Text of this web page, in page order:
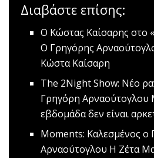
Διαβάστε επίσης:
O Kώστας Καίσαρης στο
Ο Γρηγόρης
Κώστα Καίσαρη
The 2Νight Show: Νέο
Γρηγόρη Αρναούτογλου
εβδομάδα δεν είναι
Moments: Καλεσμένος ο
Αρναούτογλου Η Ζέτα